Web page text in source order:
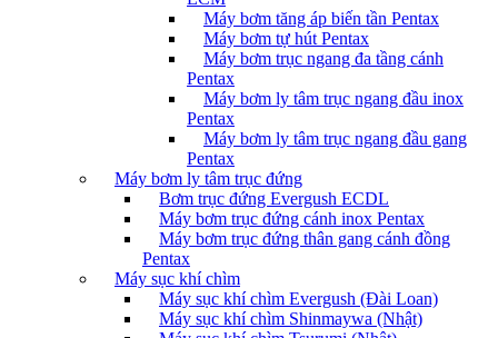
Máy bơm tăng áp biến tần Pentax
Máy bơm tự hút Pentax
Máy bơm trục ngang đa tầng cánh
Pentax
Máy bơm ly tâm trục ngang đầu inox
Pentax
Máy bơm ly tâm trục ngang đầu gang
Pentax
Máy bơm ly tâm trục đứng
Bơm trục đứng Evergush ECDL
Máy bơm trục đứng cánh inox Pentax
Máy bơm trục đứng thân gang cánh đồng
Pentax
Máy sục khí chìm
Máy sục khí chìm Evergush (Đài Loan)
Máy sục khí chìm Shinmaywa (Nhật)